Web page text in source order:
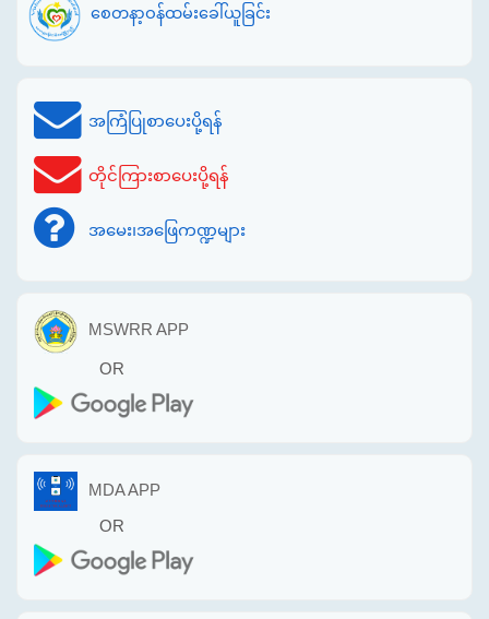
စေတနာ့ဝန်ထမ်းခေါ်ယူခြင်း
အကြံပြုစာပေးပို့ရန်
တိုင်ကြားစာပေးပို့ရန်
အမေး၊အဖြေကဏ္ဍများ
MSWRR APP
OR
MDA APP
OR